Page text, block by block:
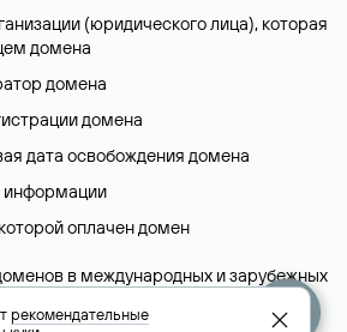
(юридического лица), которая
домена
домена
домена
дата освобождения домена
информации
оплачен домен
в международных и зарубежных
представлены в разделе «
».
рекомендательные